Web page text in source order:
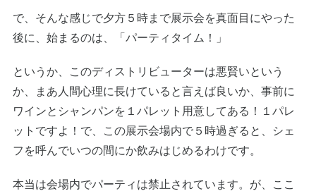
で、そんな感じで夕方５時まで展示会を真面目にやった
後に、始まるのは、「パーティタイム！」
というか、このディストリビューターは悪賢いという
か、まあ人間心理に長けていると言えば良いか、事前に
ワインとシャンパンを１パレット用意してある！１パレ
ットですよ！で、この展示会場内で５時過ぎると、シェ
フを呼んでいつの間にか飲みはじめるわけです。
本当は会場内でパーティは禁止されています。が、ここ